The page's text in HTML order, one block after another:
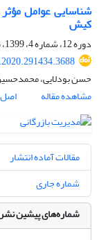
شناسایی عوامل
کیش
دوره 12، شماره 4، 1399، صفحه
حسن بودلایی،
مشاهده مقاله
اصل
مقالات آماده انتشار
شماره جاری
شماره‌های پیشین